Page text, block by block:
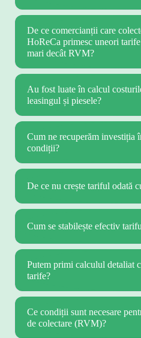
De ce comercianții care
HoReCa primesc uneori
mari decât RVM?
Au fost luate în calcul
leasingul și piesele?
Cum ne recuperăm investiția
condiții?
De ce nu crește tariful odată
Cum se stabilește efectiv
Putem primi calculul detaliat
tarife?
Ce condiții sunt necesare
de colectare (RVM)?